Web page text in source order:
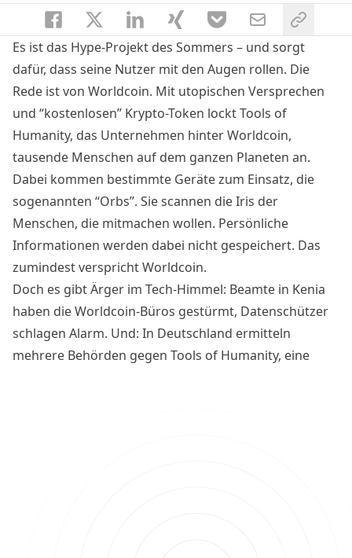
Es ist das Hype-Projekt des Sommers – und sorgt
dafür, dass seine Nutzer mit den Augen rollen. Die
Rede ist von Worldcoin. Mit utopischen Versprechen
und “kostenlosen” Krypto-Token lockt Tools of
Humanity, das Unternehmen hinter Worldcoin,
tausende Menschen auf dem ganzen Planeten an.
Dabei kommen bestimmte Geräte zum Einsatz, die
sogenannten “Orbs”. Sie scannen die Iris der
Menschen, die mitmachen wollen. Persönliche
Informationen werden dabei nicht gespeichert. Das
zumindest verspricht Worldcoin.
Doch es gibt Ärger im Tech-Himmel: Beamte in Kenia
haben die Worldcoin-Büros gestürmt, Datenschützer
schlagen Alarm. Und: In Deutschland ermitteln
mehrere Behörden gegen Tools of Humanity, eine